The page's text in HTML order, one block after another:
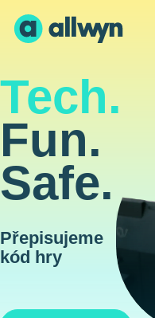
Tech.
Fun.
Safe.
Přepisujeme
kód hry